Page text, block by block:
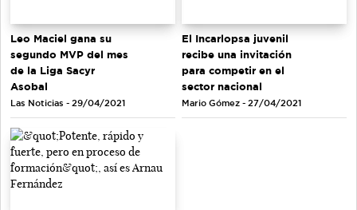
Leo Maciel gana su
segundo MVP del mes
de la Liga Sacyr
Asobal
Las Noticias - 29/04/2021
El Incarlopsa juvenil
recibe una invitación
para competir en el
sector nacional
Mario Gómez - 27/04/2021